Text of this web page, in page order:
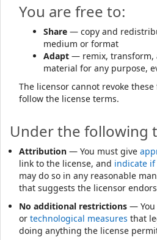
You are free to:
Share — copy and
medium or format
Adapt — remix, transform,
material for any purpose,
The licensor cannot revoke
follow the license terms.
Under the following
Attribution — You must give
link to the license, and indicate if
may do so in any reasonable
that suggests the licensor
No additional restrictions — You
or technological measures that
doing anything the license